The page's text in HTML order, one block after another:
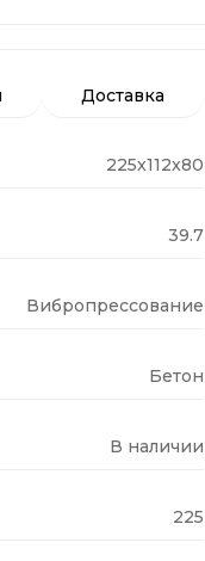
Доставка
225x112x80
39.7
Вибропрессование
Бетон
В наличии
225